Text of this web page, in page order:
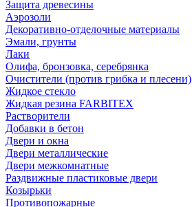
Защита древесины
Аэрозоли
Декоративно-отделочные материалы
Эмали, грунты
Лаки
Олифа, бронзовка, серебрянка
Очистители (против грибка и плесени)
Жидкое стекло
Жидкая резина FARBITEX
Растворители
Добавки в бетон
Двери и окна
Двери металлические
Двери межкомнатные
Раздвижные пластиковые двери
Козырьки
Противопожарные